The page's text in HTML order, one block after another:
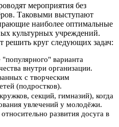
мероприятия без
Таковыми выступают
наиболее оптимальные
культурных учреждений.
решить круг следующих задач:
варианта
внутри организации.
с творческим
(подростков).
секций, гимназий), когда
увлечений у молодёжи.
развития досуга в